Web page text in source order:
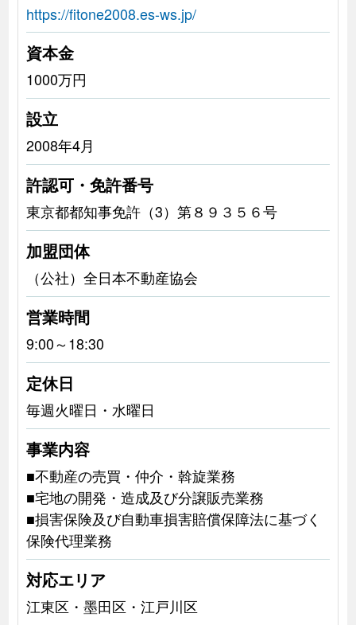
https://fitone2008.es-ws.jp/
資本金
1000万円
設立
2008年4月
許認可・免許番号
東京都都知事免許（3）第８９３５６号
加盟団体
（公社）全日本不動産協会
営業時間
9:00～18:30
定休日
毎週火曜日・水曜日
事業内容
■不動産の売買・仲介・斡旋業務
■宅地の開発・造成及び分譲販売業務
■損害保険及び自動車損害賠償保障法に基づく
保険代理業務
対応エリア
江東区・墨田区・江戸川区